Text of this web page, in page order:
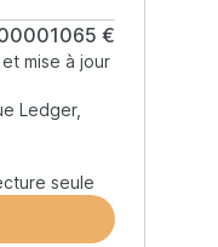
€
mise à jour
Ledger,
seule